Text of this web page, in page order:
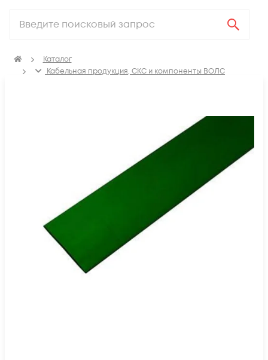
Каталог
Кабельная продукция, СКС и компоненты ВОЛС